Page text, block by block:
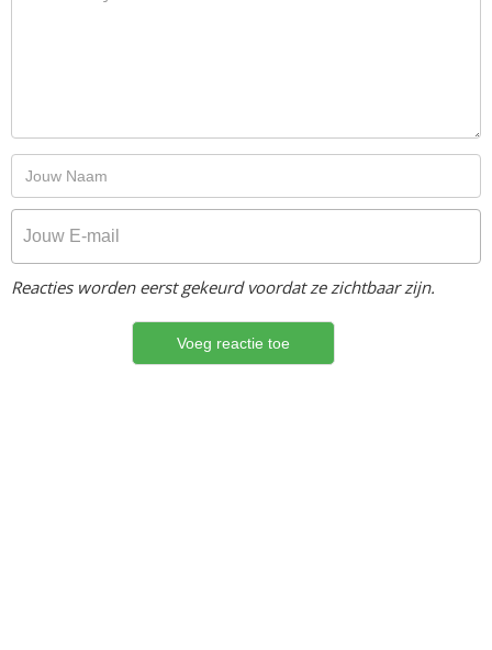
Reacties worden eerst gekeurd voordat ze zichtbaar zijn.